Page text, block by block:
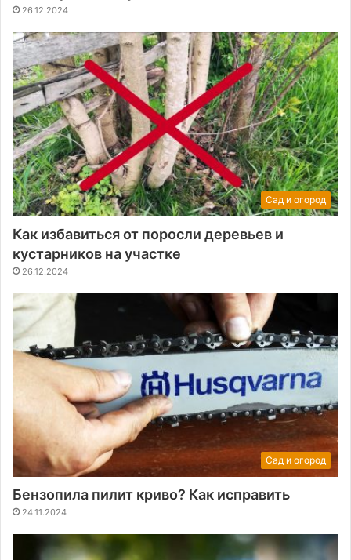
26.12.2024
Сад и огород
Как избавиться от поросли деревьев и
кустарников на участке
26.12.2024
Сад и огород
Бензопила пилит криво? Как исправить
24.11.2024